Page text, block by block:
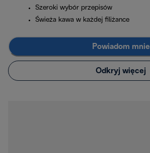
Szeroki wybór przepisów
Świeża kawa w każdej filiżance
Powiadom mnie
Odkryj więcej